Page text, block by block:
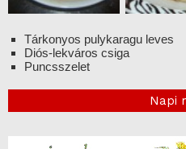
Tárkonyos pulykaragu leves
Diós-lekváros csiga
Puncsszelet
Napi